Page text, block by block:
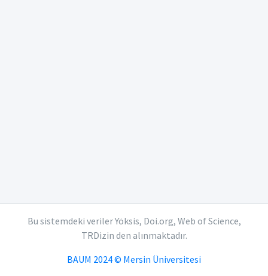
Bu sistemdeki veriler Yöksis, Doi.org, Web of Science,
TRDizin den alınmaktadır.
BAUM 2024 © Mersin Üniversitesi